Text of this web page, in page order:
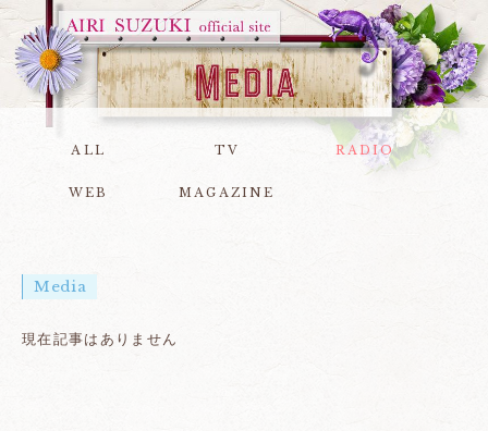
ALL TV RADIO
WEB MAGAZINE
Media
現在記事はありません